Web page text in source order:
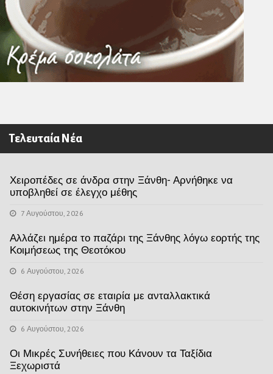
Τελευταία Νέα
Χειροπέδες σε άνδρα στην Ξάνθη- Αρνήθηκε να
υποβληθεί σε έλεγχο μέθης
7 Αυγούστου, 2026
Αλλάζει ημέρα το παζάρι της Ξάνθης λόγω εορτής της
Κοιμήσεως της Θεοτόκου
6 Αυγούστου, 2026
Θέση εργασίας σε εταιρία με ανταλλακτικά
αυτοκινήτων στην Ξάνθη
6 Αυγούστου, 2026
Οι Μικρές Συνήθειες που Κάνουν τα Ταξίδια
Ξεχωριστά